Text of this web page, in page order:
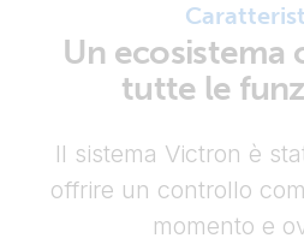
Un ecosistema
tutte le
Il sistema Victron è
offrire un controllo
momento e